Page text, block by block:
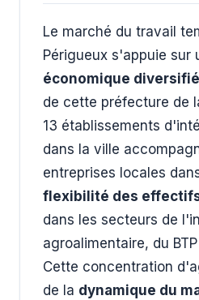
Le marché du travail
Périgueux s'appuie sur
économique diversifié
de cette préfecture de
13 établissements
dans la ville
entreprises locales
flexibilité des
dans les secteurs de
agroalimentaire, du
Cette concentration
de la dynamique du